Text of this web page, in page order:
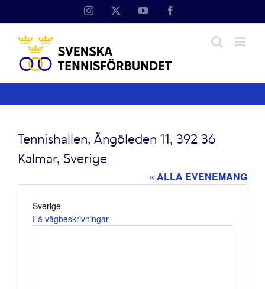
Instagram YouTube
Tennishallen, Ängöleden 11, 392 36
Kalmar, Sverige
« ALLA EVENEMANG
Adress
Sverige
Få vägbeskrivningar